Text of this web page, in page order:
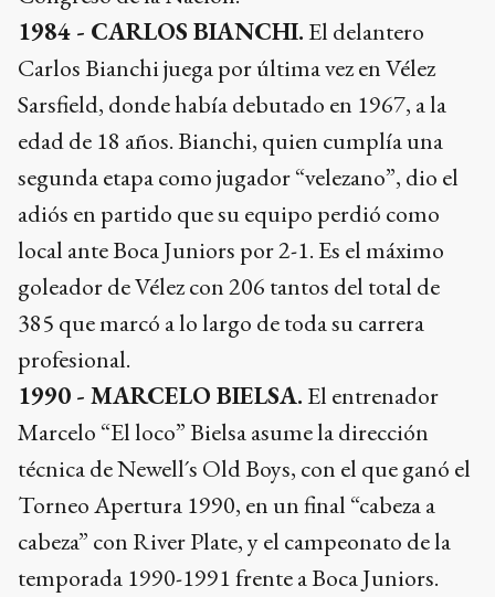
1984 - CARLOS BIANCHI.El delantero
Carlos Bianchi juega por última vez en Vélez
Sarsfield, donde había debutado en 1967, a la
edad de 18 años. Bianchi, quien cumplía una
segunda etapa como jugador “velezano”, dio el
adiós en partido que su equipo perdió como
local ante Boca Juniors por 2-1. Es el máximo
goleador de Vélez con 206 tantos del total de
385 que marcó a lo largo de toda su carrera
profesional.
1990 - MARCELO BIELSA.El entrenador
Marcelo “El loco” Bielsa asume la dirección
técnica de Newell´s Old Boys, con el que ganó el
Torneo Apertura 1990, en un final “cabeza a
cabeza” con River Plate, y el campeonato de la
temporada 1990-1991 frente a Boca Juniors.